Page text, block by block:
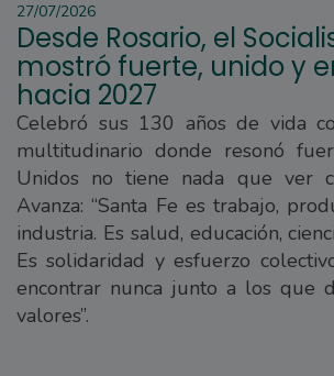
27/07/2026
Desde Rosario, el
mostró fuerte, unido y
hacia 2027
Celebró sus 130 años de vida
multitudinario donde resonó
Unidos no tiene nada que ver
Avanza: “Santa Fe es trabajo,
industria. Es salud, educación,
Es solidaridad y esfuerzo
encontrar nunca junto a los que
valores”.